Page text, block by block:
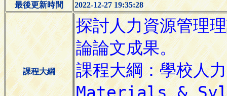
最後更新時間
2022-12-27 19:35:28
課程大綱